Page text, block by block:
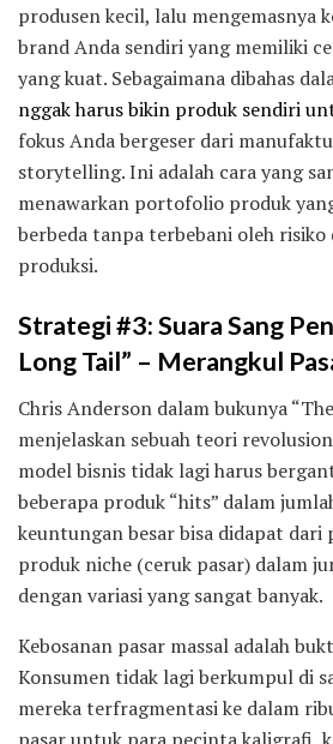
produsen kecil, lalu mengemasnya
brand Anda sendiri yang memiliki
yang kuat. Sebagaimana dibahas
nggak harus bikin produk sendiri
fokus Anda bergeser dari
storytelling. Ini adalah cara yang
menawarkan portofolio produk
berbeda tanpa terbebani oleh risiko
produksi.
Strategi #3: Suara Sang
Long Tail” – Merangkul
Chris Anderson dalam bukunya
menjelaskan sebuah teori
model bisnis tidak lagi harus
beberapa produk “hits” dalam
keuntungan besar bisa didapat dari
produk niche (ceruk pasar) dalam
dengan variasi yang sangat banyak.
Kebosanan pasar massal adalah
Konsumen tidak lagi berkumpul di
mereka terfragmentasi ke dalam